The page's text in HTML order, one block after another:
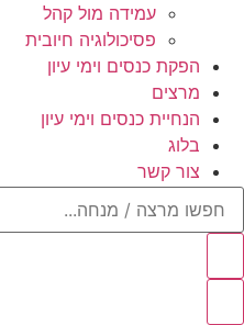
עמידה מול קהל
פסיכולוגיה חיובית
הפקת כנסים וימי עיון
מרצים
הנחיית כנסים וימי עיון
בלוג
צור קשר
חפשו
מרצה
/